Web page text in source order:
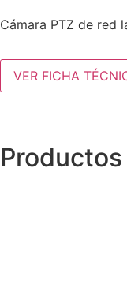
Cámara PTZ de red
VER FICHA